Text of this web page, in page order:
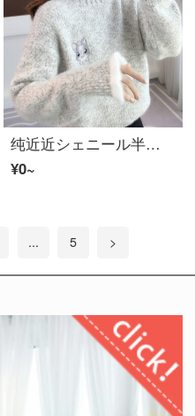
纯近近シェニール半高领女士セパター2021年冬新着ニト女ゆったり外装怠惰加湿030花灰色030 L
¥0~
... 5 >